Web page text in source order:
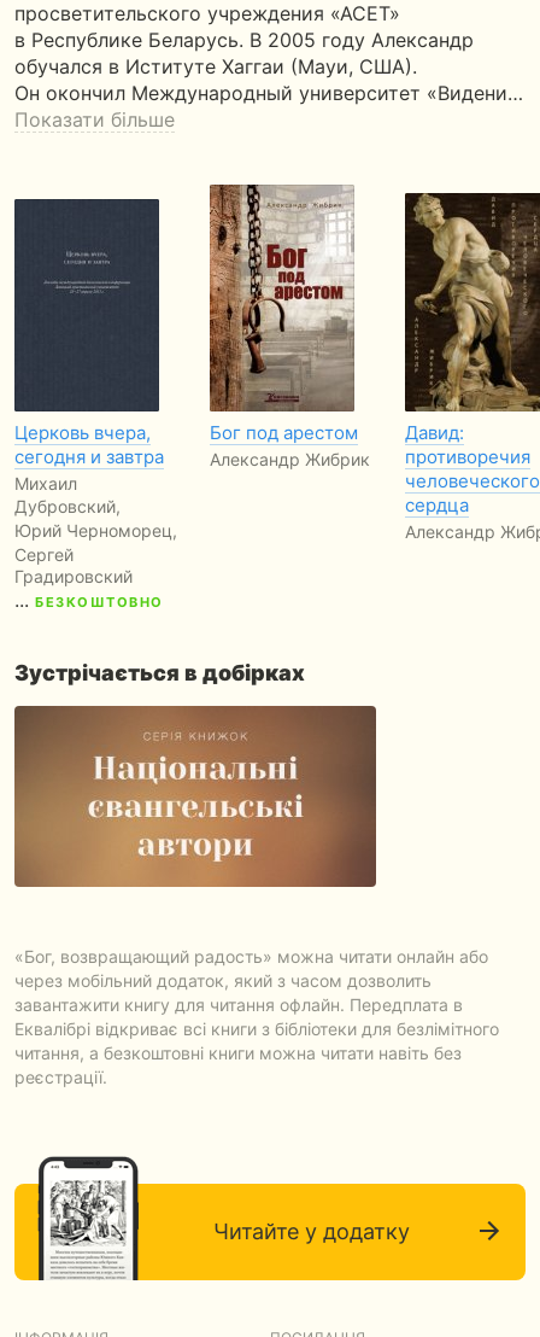
просветительского учреждения «АСЕТ»
в Республике Беларусь. В 2005 году Александр
обучался в Иституте Хаггаи (Мауи, США).
Он окончил Международный университет «Видени…
Показати більше
Церковь вчера,
сегодня и завтра
Михаил
Дубровский,
Юрий Черноморец,
Сергей
Градировский
... БЕЗКОШТОВНО
Бог под арестом
Александр Жибрик
Давид:
противоречия
человеческого
сердца
Александр
Зустрічається в добірках
«Бог, возвращающий радость» можна читати онлайн або
через мобільний додаток, який з часом дозволить
завантажити книгу для читання офлайн. Передплата в
Еквалібрі відкриває всі книги з бібліотеки для безлімітного
читання, а безкоштовні книги можна читати навіть без
реєстрації.
Читайте у додатку